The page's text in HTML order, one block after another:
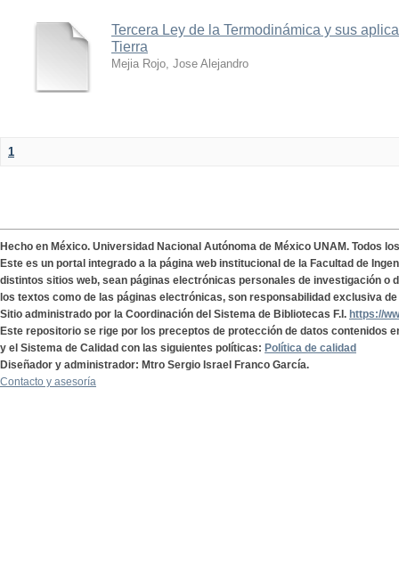
Tercera Ley de la Termodinámica y sus
Tierra
Mejia Rojo, Jose Alejandro
1
Hecho en México. Universidad Nacional Autónoma de México UNAM. Todos
Este es un portal integrado a la página web institucional de la Facultad de
distintos sitios web, sean páginas electrónicas personales de investigación o
los textos como de las páginas electrónicas, son responsabilidad exclusiva
Sitio administrado por la Coordinación del Sistema de Bibliotecas F.I. https://
Este repositorio se rige por los preceptos de protección de datos contenidos
y el Sistema de Calidad con las siguientes políticas: Política de calidad
Diseñador y administrador: Mtro Sergio Israel Franco García.
Contacto y asesoría